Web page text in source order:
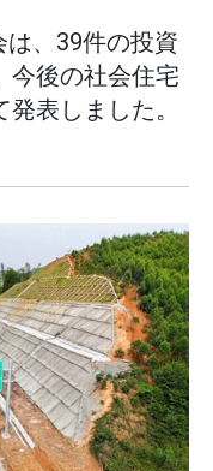
、39件の投資
今後の社会住宅
表しました。